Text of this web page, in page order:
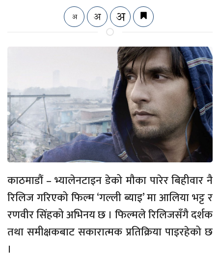
काठमाडौं – भ्यालेनटाइन डेको मौका पारेर बिहीवार नै
रिलिज गरिएको फिल्म ‘गल्ली ब्याइ’ मा आलिया भट्ट र
रणवीर सिंहको अभिनय छ । फिल्मले रिलिजसँगै दर्शक
तथा समीक्षकबाट सकारात्मक प्रतिक्रिया पाइरहेको छ
।